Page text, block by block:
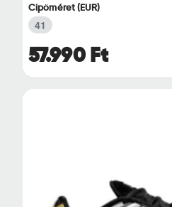
57.990 Ft
Cipőméret (EUR)
41